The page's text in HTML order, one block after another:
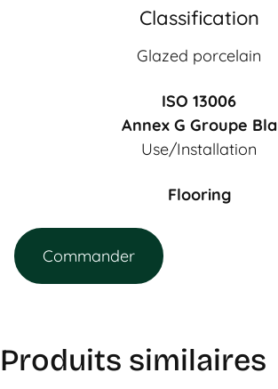
Classification
Glazed porcelain
ISO 13006
Annex G Groupe Bla
Use/Installation
Flooring
Commander
Produits similaires